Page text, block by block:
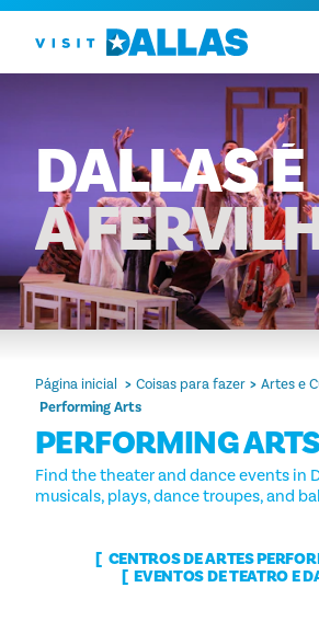
Ir diretamente para o conteúdo
DALLASÉ
A
Página inicial Coisas para fazer
Artes e
Performing Arts
PERFORMING ARTS
Find the theater and dance events in
musicals, plays, dance troupes, and
CENTROS DE ARTES
EVENTOS DE TEATRO E